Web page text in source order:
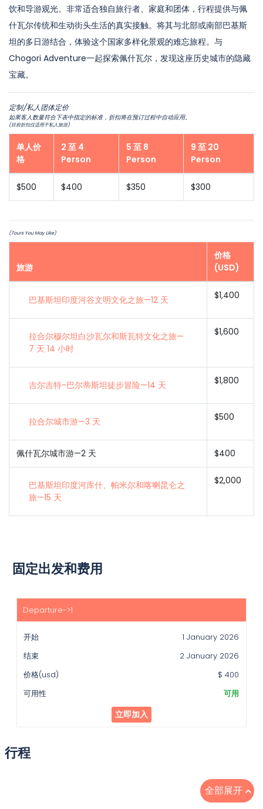
饮和导游观光。非常适合独自旅行者、家庭和团体，行程提供与佩
什瓦尔传统和生动街头生活的真实接触。将其与北部或南部巴基斯
坦的多日游结合，体验这个国家多样化景观的难忘旅程。与
Chogori Adventure一起探索佩什瓦尔，发现这座历史城市的隐藏
宝藏。
定制/私人团体定价
如果客人数量符合下表中指定的标准，折扣将在预订过程中自动应用。
(目前折扣仅适用于私人旅游)
单人价
格
2 至 4
Person
5 至 8
Person
9 至 20
Person
$500 $400 $350 $300
(Tours You May Like)
旅游
价格
(USD)
巴基斯坦印度河谷文明文化之旅—12 天 $1,400
拉合尔穆尔坦白沙瓦尔和斯瓦特文化之旅—
7 天 14 小时
$1,600
吉尔吉特-巴尔蒂斯坦徒步冒险—14 天 $1,800
拉合尔城市游—3 天 $500
佩什瓦尔城市游—2 天 $400
巴基斯坦印度河库什、帕米尔和喀喇昆仑之
旅—15 天
$2,000
固定出发和费用
开
始
结
束
价
格
(usd)
1 January 2026
2 January 2026
$ 400
可用
立即加入
行程
全部展开